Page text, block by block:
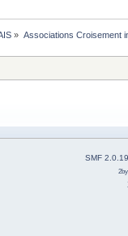
» Associations Croisement
SMF 2.0.19